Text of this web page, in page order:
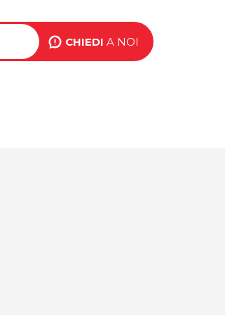
EVENTI CONTATTI
CHIEDI A NOI